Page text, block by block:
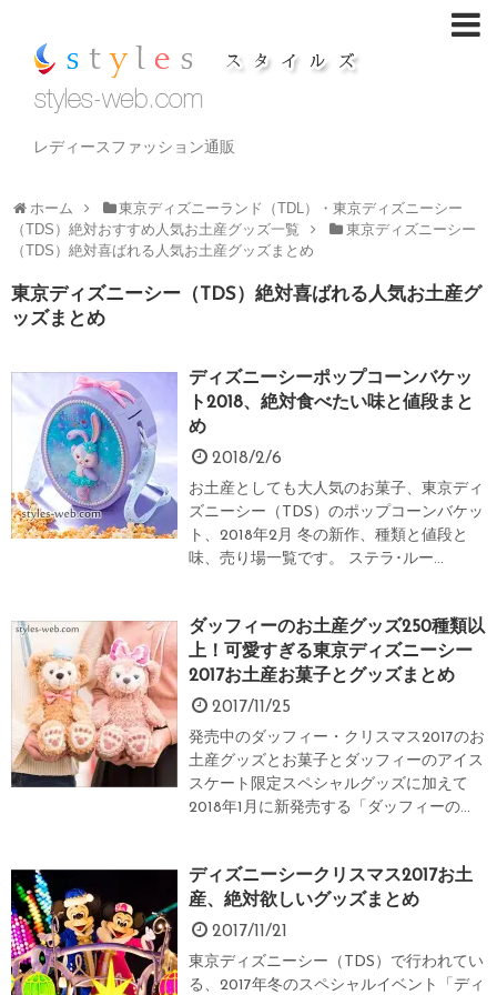
レディースファッション通販
ホーム
東京ディズニーランド（TDL）・東京ディズニーシー
（TDS）絶対おすすめ人気お土産グッズ一覧
東京ディズニーシー
（TDS）絶対喜ばれる人気お土産グッズまとめ
東京ディズニーシー（TDS）絶対喜ばれる人気お土産グ
ッズまとめ
ディズニーシーポップコーンバケッ
ト2018、絶対食べたい味と値段まと
め
2018/2/6
お土産としても大人気のお菓子、東京ディ
ズニーシー（TDS）のポップコーンバケッ
ト、2018年2月 冬の新作、種類と値段と
味、売り場一覧です。 ステラ･ルー...
ダッフィーのお土産グッズ250種類以
上！可愛すぎる東京ディズニーシー
2017お土産お菓子とグッズまとめ
2017/11/25
発売中のダッフィー・クリスマス2017のお
土産グッズとお菓子とダッフィーのアイス
スケート限定スペシャルグッズに加えて
2018年1月に新発売する「ダッフィーの...
ディズニーシークリスマス2017お土
産、絶対欲しいグッズまとめ
2017/11/21
東京ディズニーシー（TDS）で行われてい
る、2017年冬のスペシャルイベント「ディ